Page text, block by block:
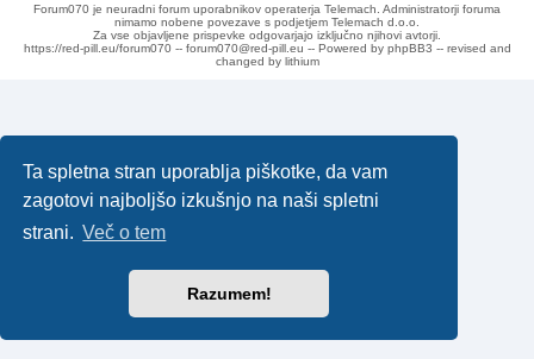
Ta spletna stran uporablja piškotke, da vam
zagotovi najboljšo izkušnjo na naši spletni
strani. Več o tem
Razumem!
Forum070 je neuradni forum uporabnikov operaterja Telemach. Administratorji foruma
nimamo nobene povezave s podjetjem Telemach d.o.o.
Za vse objavljene prispevke odgovarjajo izključno njihovi avtorji.
https://red-pill.eu/forum070 -- forum070@red-pill.eu -- Powered by phpBB3 -- revised and
changed by lithium